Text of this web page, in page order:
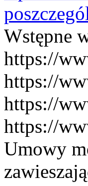
Wstępne
https://
https://
https://
https://
Umowy